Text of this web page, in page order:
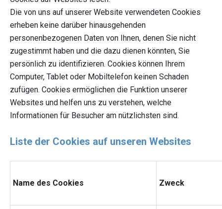
Die von uns auf unserer Website verwendeten Cookies
erheben keine darüber hinausgehenden
personenbezogenen Daten von Ihnen, denen Sie nicht
zugestimmt haben und die dazu dienen könnten, Sie
persönlich zu identifizieren. Cookies können Ihrem
Computer, Tablet oder Mobiltelefon keinen Schaden
zufügen. Cookies ermöglichen die Funktion unserer
Websites und helfen uns zu verstehen, welche
Informationen für Besucher am nützlichsten sind.
Liste der Cookies auf unseren Websites
Name des Cookies Zweck